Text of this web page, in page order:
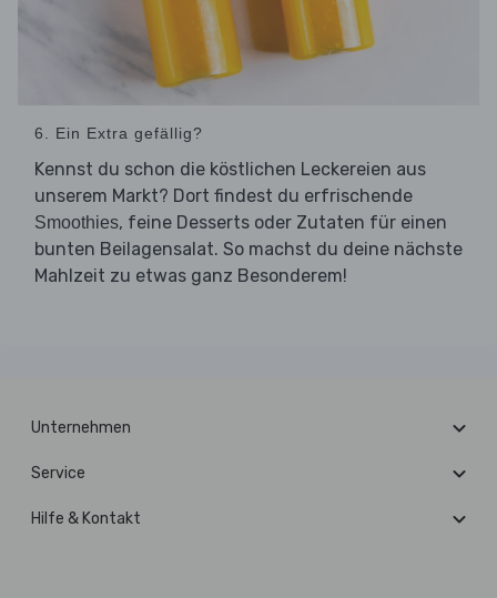
6. Ein Extra gefällig?
Kennst du schon die köstlichen Leckereien aus
unserem Markt? Dort findest du erfrischende
Smoothies, feine Desserts oder Zutaten für einen
bunten Beilagensalat. So machst du deine nächste
Mahlzeit zu etwas ganz Besonderem!
Unternehmen
Service
Hilfe & Kontakt